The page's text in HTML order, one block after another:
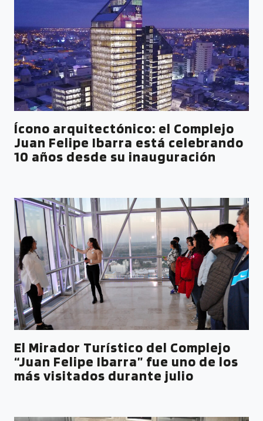
Ícono arquitectónico: el Complejo
Juan Felipe Ibarra está celebrando
10 años desde su inauguración
El Mirador Turístico del Complejo
“Juan Felipe Ibarra” fue uno de los
más visitados durante julio